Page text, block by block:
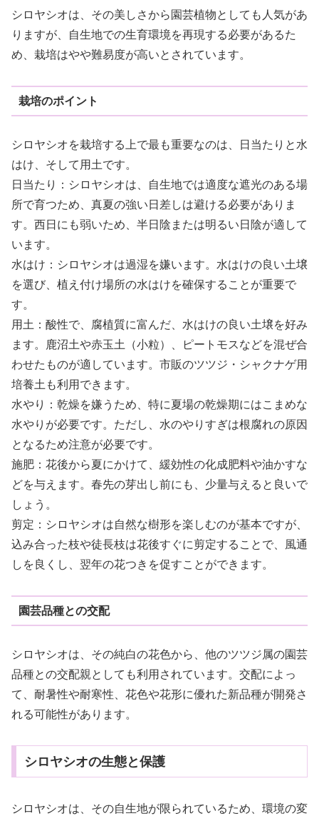
シロヤシオは、その美しさから園芸植物としても人気があ
りますが、自生地での生育環境を再現する必要があるた
め、栽培はやや難易度が高いとされています。
栽培のポイント
シロヤシオを栽培する上で最も重要なのは、日当たりと水
はけ、そして用土です。
日当たり：シロヤシオは、自生地では適度な遮光のある場
所で育つため、真夏の強い日差しは避ける必要がありま
す。西日にも弱いため、半日陰または明るい日陰が適して
います。
水はけ：シロヤシオは過湿を嫌います。水はけの良い土壌
を選び、植え付け場所の水はけを確保することが重要で
す。
用土：酸性で、腐植質に富んだ、水はけの良い土壌を好み
ます。鹿沼土や赤玉土（小粒）、ピートモスなどを混ぜ合
わせたものが適しています。市販のツツジ・シャクナゲ用
培養土も利用できます。
水やり：乾燥を嫌うため、特に夏場の乾燥期にはこまめな
水やりが必要です。ただし、水のやりすぎは根腐れの原因
となるため注意が必要です。
施肥：花後から夏にかけて、緩効性の化成肥料や油かすな
どを与えます。春先の芽出し前にも、少量与えると良いで
しょう。
剪定：シロヤシオは自然な樹形を楽しむのが基本ですが、
込み合った枝や徒長枝は花後すぐに剪定することで、風通
しを良くし、翌年の花つきを促すことができます。
園芸品種との交配
シロヤシオは、その純白の花色から、他のツツジ属の園芸
品種との交配親としても利用されています。交配によっ
て、耐暑性や耐寒性、花色や花形に優れた新品種が開発さ
れる可能性があります。
シロヤシオの生態と保護
シロヤシオは、その自生地が限られているため、環境の変